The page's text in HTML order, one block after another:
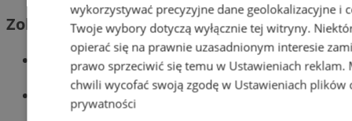
Zobacz również
Wiadomości kryminalne w Tychach
Wiadomości lokalne
wykorzystywać precyzyjne dane geolokalizacyjne i
Twoje wybory dotyczą wyłącznie tej witryny.
opierać się na prawnie uzasadnionym interesie
prawo sprzeciwić się temu w Ustawieniach reklam.
chwili wycofać swoją zgodę w Ustawieniach plików
prywatności